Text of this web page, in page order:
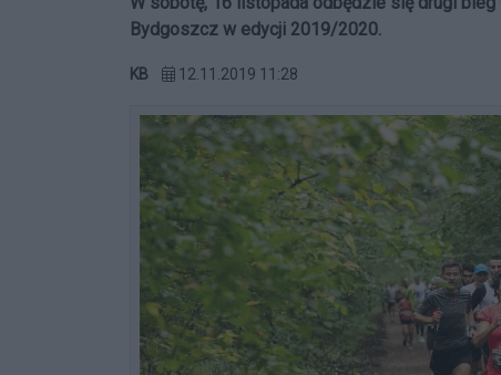
Bydgoszcz w edycji 2019/2020.
KB 12.11.2019 11:28